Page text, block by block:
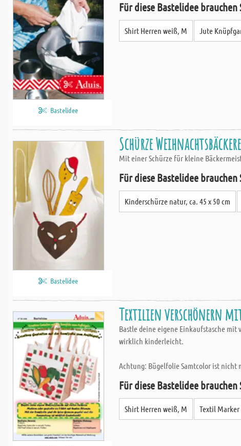
Bastelidee
Für diese Bastelidee brauchen
Shirt Herren weiß, M Jute
Bastelidee
Schürze
Mit einer Schürze für kleine
Für diese Bastelidee brauchen
Kinderschürze natur, ca. 45 x 50 cm
Textilien verschönern
Bastle deine eigene Einkaufstasche
wirklich kinderleicht.
Achtung: Bügelfolie Samtcolor ist nicht
Für diese Bastelidee brauchen
Shirt Herren weiß, M Textil Marker